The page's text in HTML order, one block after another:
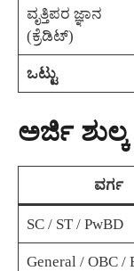
ವೃತ್ತಿಪರ ಜ್ಞಾನ
(ಕ್ರೆಡಿಟ್)
ಒಟ್ಟು
ಅರ್ಜಿ
ವರ್ಗ
SC / ST / PwBD
General / OBC /